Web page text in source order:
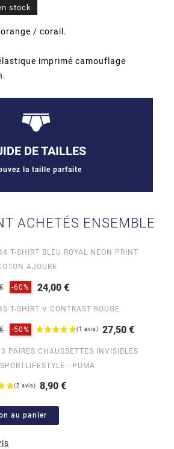
stock
/ corail.
imprimé camouflage
DE TAILLES
la taille parfaite
ACHETÉS ENSEMBLE
T-SHIRT BLEU ROYAL NEON PRINT
AJOURE
-60% 24,00 €
T-SHIRT V CONTRAST ROUGE
-50% 27,50 €
3 PAIRES CHAUSSETTES INVISIBLES
- PUMA
8,90 €
au panier